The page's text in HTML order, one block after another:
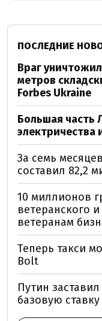
ПОСЛЕДНИЕ
Враг
метров
Forbes Ukraine
Большая часть
электричества
За семь
составил 82,2
10 миллионов
ветеранского
ветеранам
Теперь такси
Bolt
Путин
базовую